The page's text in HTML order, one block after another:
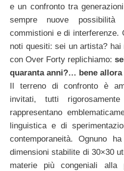
e un confronto tra
sempre nuove
commistioni e di interferenze.
noti quesiti: sei un artista? hai
con Over Forty replichiamo:
quaranta anni?… bene
Il terreno di confronto è
invitati, tutti
rappresentano
linguistica e di
contemporaneità. Ognuno
dimensioni stabilite di 30×30
materie più congeniali alla